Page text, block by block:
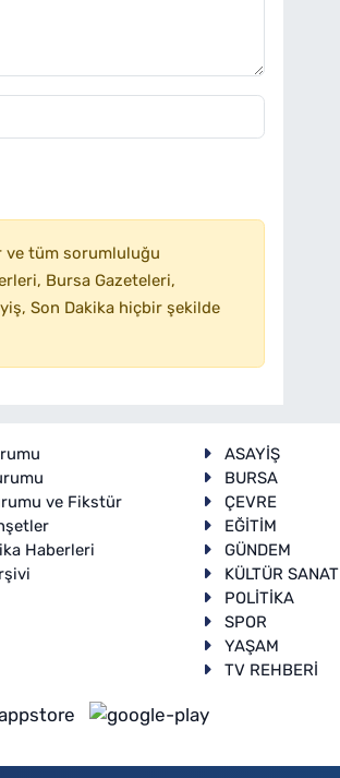
ve tüm sorumluluğu
Bursa Gazeteleri,
Son Dakika hiçbir şekilde
ve Fikstür
Haberleri
ASAYİŞ
BURSA
ÇEVRE
EĞİTİM
GÜNDEM
KÜLTÜR SANAT
POLİTİKA
SPOR
YAŞAM
TV REHBERİ